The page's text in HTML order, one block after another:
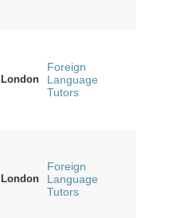
London
Foreign
Language
Tutors
London
Foreign
Language
Tutors